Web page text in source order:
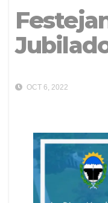
OCT 6, 2022